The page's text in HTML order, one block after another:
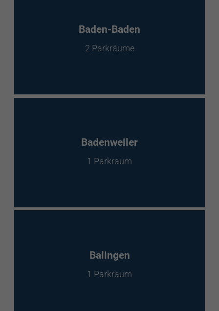
Baden-Baden
2 Parkräume
Badenweiler
1 Parkraum
Balingen
1 Parkraum